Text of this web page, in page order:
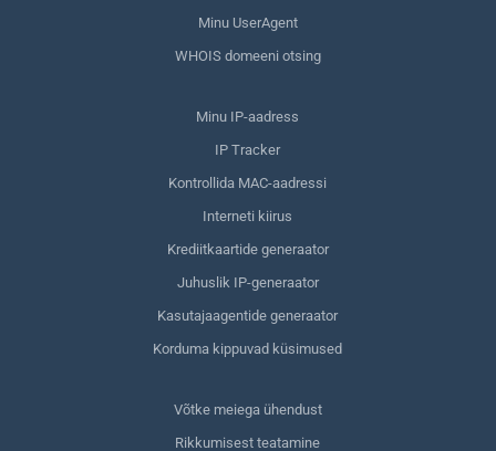
Minu UserAgent
WHOIS domeeni otsing
Minu IP-aadress
IP Tracker
Kontrollida MAC-aadressi
Interneti kiirus
Krediitkaartide generaator
Juhuslik IP-generaator
Kasutajaagentide generaator
Korduma kippuvad küsimused
Võtke meiega ühendust
Rikkumisest teatamine